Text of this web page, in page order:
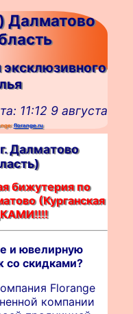
Далматово
11:12 9 августа
florange.ru
Далматово
бижутерия по
(Курганская
и ювелирную
скидками?
Florange
компании